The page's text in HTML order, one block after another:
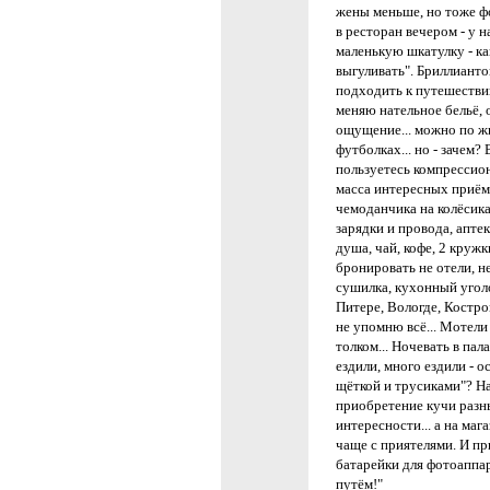
жены меньше, но тоже
в ресторан вечером - у
маленькую шкатулку -
выгуливать".
подходить к
меняю нательное бельё,
ощущение... можно по
футболках... но -
пользуетесь
масса интересных
чемоданчика на
зарядки и провода,
душа, чай, кофе, 2
бронировать не отели,
сушилка, кухонный
Питере, Вологде,
не упомню всё...
толком... Ночевать в
ездили, много ездили -
щёткой и трусиками"?
приобретение кучи
интересности... а на
чаще с приятелями. И
батарейки для
путём!"